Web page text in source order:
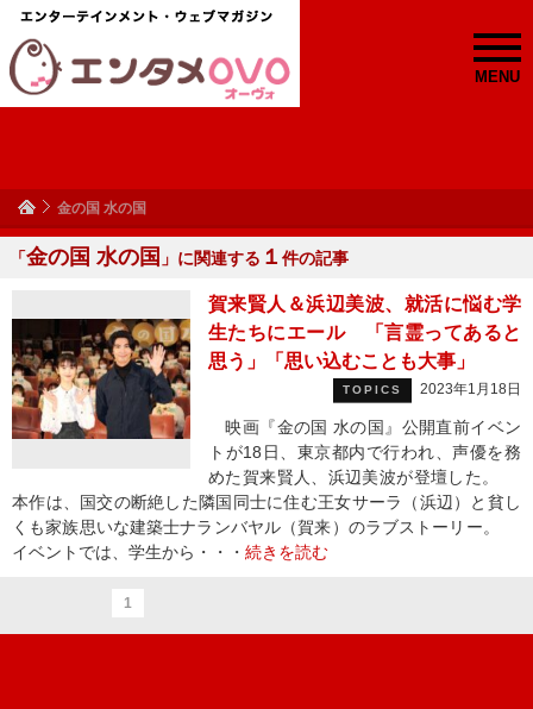
MENU
金の国 水の国
「金の国 水の国 」に関連する １ 件の記事
賀来賢人＆浜辺美波、就活に悩む学
生たちにエール 「言霊ってあると
思う」「思い込むことも大事」
TOPICS 2023年1月18日
映画『金の国 水の国』公開直前イベン
トが18日、東京都内で行われ、声優を務
めた賀来賢人、浜辺美波が登壇した。
本作は、国交の断絶した隣国同士に住む王女サーラ（浜辺）と貧し
くも家族思いな建築士ナランバヤル（賀来）のラブストーリー。
イベントでは、学生から・・・ 続きを読む
1